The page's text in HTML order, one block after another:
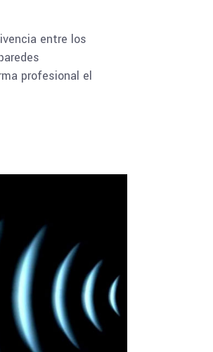
entre los
profesional el